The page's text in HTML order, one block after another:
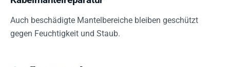
Auch beschädigte Mantelbereiche bleiben geschützt
gegen Feuchtigkeit und Staub.